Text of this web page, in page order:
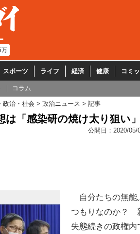
万
スポーツ ライフ 経済 健康 コミ
コラム
政治・社会 政治ニュース 記事
は「感染研の焼け太り狙い
公開日： 2020/05/
自分たちの無能
つもりなのか？
失態続きの政権内